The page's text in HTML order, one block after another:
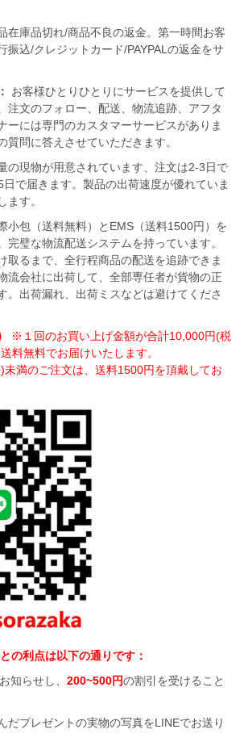
在庫品切れ/商品不良の返金。第一時間お客
振込/クレジットカード/PAYPALの返金をサ
お客様ひとりひとりにサービスを提供して
注文のフォロー、配送、物流追跡、アフタ
ーには専門のカスタマーサービスがありま
質問に答えさせていただきます。
の現物が用意されています、注文は2-3日で
で届きます。製品の出荷速度が優れていま
ます。
小包（送料無料）とEMS（送料1500円）を
完璧な物流配送システムを持っています。
取るまで、全行程商品の配送を追跡できま
流会社に出荷して、全部専任者が貨物の正
。出荷漏れ、出荷ミスなどは避けてくださ
※１回のお買い上げ金額が合計10,000円(税
料無料でお届けいたします。
満のご注文は、送料1500円を頂戴してお
の利点は以下の通りです：
知らせし、 200~500円の割引を受けること
プレゼントの実物の写真をLINEでお送り